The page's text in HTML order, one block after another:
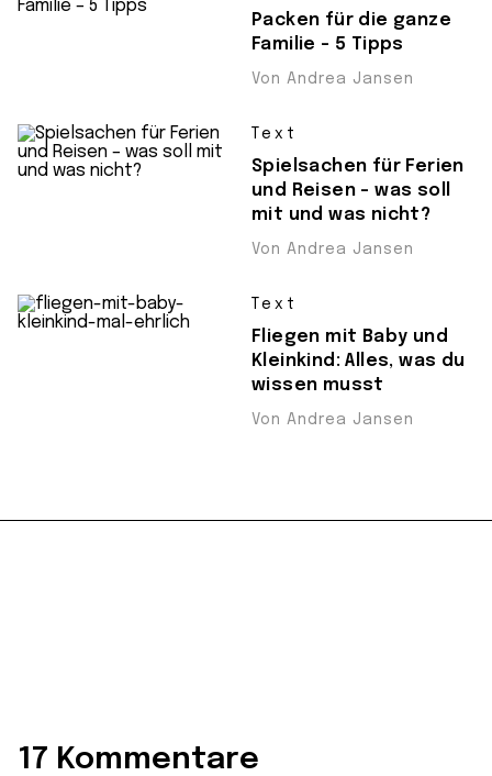
Packen für die ganze
Familie – 5 Tipps
Von Andrea Jansen
Text
Spielsachen für Ferien
und Reisen – was soll
mit und was nicht?
Von Andrea Jansen
Text
Fliegen mit Baby und
Kleinkind: Alles, was du
wissen musst
Von Andrea Jansen
17 Kommentare